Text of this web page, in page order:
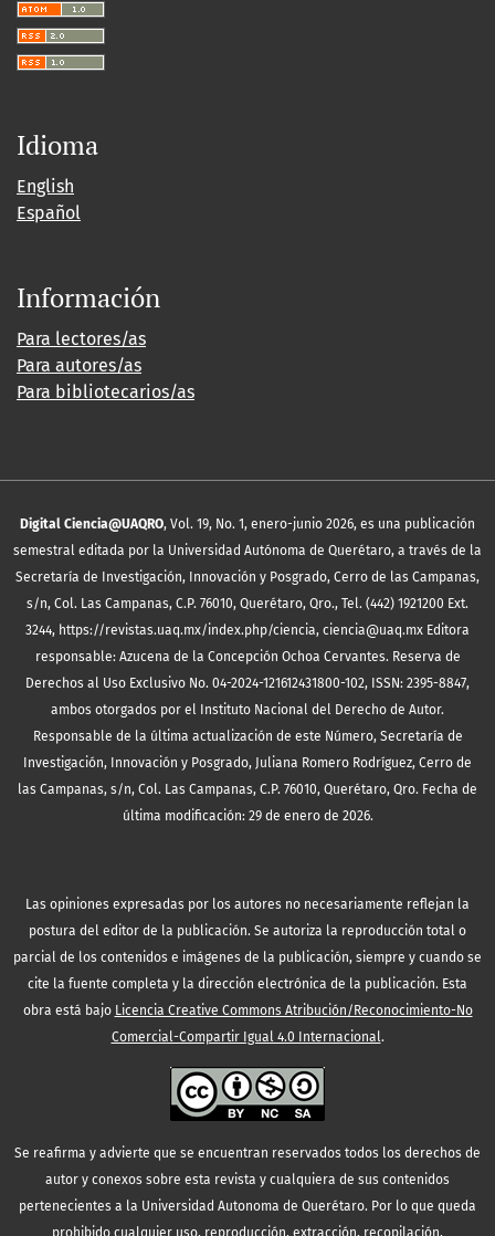
Idioma
English
Español
Información
Para lectores/as
Para autores/as
Para bibliotecarios/as
Digital Ciencia@UAQRO, Vol. 19, No. 1, enero-junio 2026, es una publicación
semestral editada por la Universidad Autónoma de Querétaro, a través de la
Secretaría de Investigación, Innovación y Posgrado, Cerro de las Campanas,
s/n, Col. Las Campanas, C.P. 76010, Querétaro, Qro., Tel. (442) 1921200 Ext.
3244, https://revistas.uaq.mx/index.php/ciencia, ciencia@uaq.mx Editora
responsable: Azucena de la Concepción Ochoa Cervantes. Reserva de
Derechos al Uso Exclusivo No. 04-2024-121612431800-102, ISSN: 2395-8847,
ambos otorgados por el Instituto Nacional del Derecho de Autor.
Responsable de la última actualización de este Número, Secretaría de
Investigación, Innovación y Posgrado, Juliana Romero Rodríguez, Cerro de
las Campanas, s/n, Col. Las Campanas, C.P. 76010, Querétaro, Qro. Fecha de
última modificación: 29 de enero de 2026.
Las opiniones expresadas por los autores no necesariamente reflejan la
postura del editor de la publicación. Se autoriza la reproducción total o
parcial de los contenidos e imágenes de la publicación, siempre y cuando se
cite la fuente completa y la dirección electrónica de la publicación. Esta
obra está bajo Licencia Creative Commons Atribución/Reconocimiento-No
Comercial-Compartir Igual 4.0 Internacional.
Se reafirma y advierte que se encuentran reservados todos los derechos de
autor y conexos sobre esta revista y cualquiera de sus contenidos
pertenecientes a la Universidad Autonoma de Querétaro. Por lo que queda